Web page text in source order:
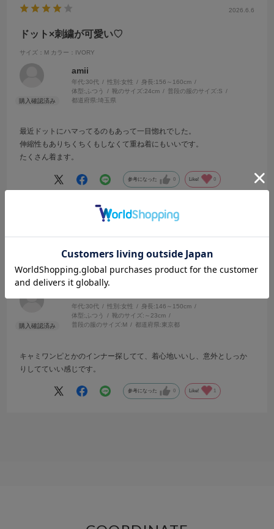
2026.6.6
ドット×刺繍が可愛い♡
サイズ：M カラー：IVORY
amii
年代:30代 性別:女性 身長:156～160cm
体型: ふつう 靴のサイズ:24cm 普段の服のサイズ:S
都道府県:埼玉県
最近ドットにハマってるのもあって一目惚れでした。
伸縮性もありちくちくもしなくて重ね着にもいいです。
たくさん着ます。
参考になった 0 Like! 0
カラー：BLACK
年代:30代 性別:女性 身長:146～150cm
体型: ふつう 靴のサイズ: ～23cm
普段の服のサイズ:M 都道府県:東京都
キャミワンピとかのインナー探してて、着心地いいし、意外としっか
りしてていい感じです。
参考になった 0 Like! 1